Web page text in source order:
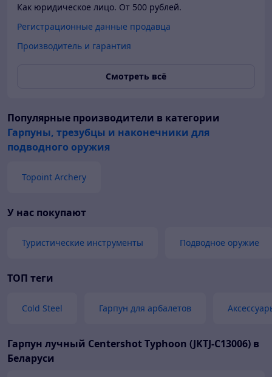
Как юридическое лицо. От 500 рублей.
Регистрационные данные продавца
Производитель и гарантия
Смотреть всё
Популярные производители в категории
Гарпуны, трезубцы и наконечники для
подводного оружия
Topoint Archery
У нас покупают
Туристические инструменты Подводное оружие
ТОП теги
Cold Steel Гарпун для арбалетов
Гарпун лучный Centershot Typhoon (JKTJ-C13006) в
Беларуси